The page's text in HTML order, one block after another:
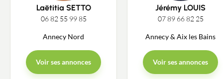
Laëtitia SETTO
06 82 55 99 85
Annecy Nord
Voir ses annonces
Jérémy LOUIS
07 89 66 82 25
Annecy & Aix les Bains
Voir ses annonces